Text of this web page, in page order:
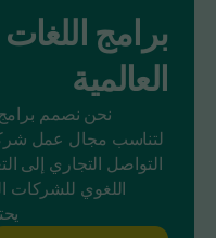
برامج
العالمية
نحن نصمم
لتناسب مجال عمل
التواصل التجاري إلى
اللغوي للشركات